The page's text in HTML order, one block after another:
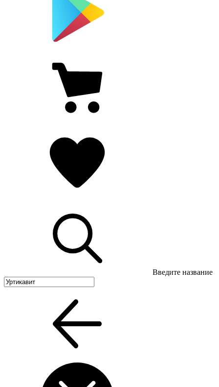
Введите название